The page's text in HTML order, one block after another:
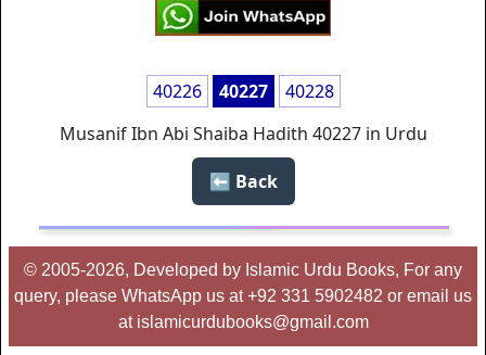
40226 40227
40228
Musanif Ibn Abi Shaiba Hadith 40227 in Urdu
Back ⬅️
© 2005-2026, Developed by Islamic Urdu Books, For any
query, please WhatsApp us at +92 331 5902482 or email us
at islamicurdubooks@gmail.com